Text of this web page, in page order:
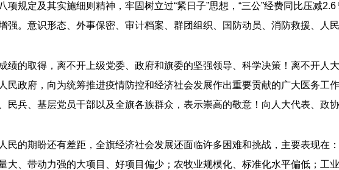
规定及其实施细则精神，牢固树立过“紧日子”思想，“三公”经费同比压减
。意识形态、外事保密、审计档案、群团组织、国防动员、消防救援、人
的取得，离不开上级党委、政府和旗委的坚强领导、科学决策！离不开人
政府，向为统筹推进疫情防控和经济社会发展作出重要贡献的广大医务工
兵、基层党员干部以及全旗各族群众，表示崇高的敬意！向人大代表、政
的期盼还有差距，全旗经济社会发展还面临许多困难和挑战，主要表现在
、带动力强的大项目、好项目偏少；农牧业规模化、标准化水平偏低；工